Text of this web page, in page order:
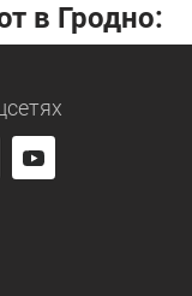
в Гродно: